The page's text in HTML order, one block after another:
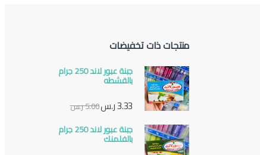
منتجات ذات تخفيضات
جبنة عبور لاند 250 جرام
بالقشطه
3.33ر.س5.00ر.س
جبنة عبور لاند 250 جرام
بالفلمنك